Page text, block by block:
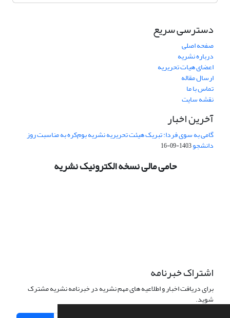
دسترسی سریع
صفحه اصلی
درباره نشریه
اعضای هیات تحریریه
ارسال مقاله
تماس با ما
نقشه سایت
آخرین اخبار
گامی به سوی فردا: تبریک هیئت تحریریه نشریه بوم‌کره به مناسبت روز
دانشجو1403-09-16
حامی مالی نسخه الکترونیک نشریه
اشتراک خبرنامه
برای دریافت اخبار و اطلاعیه های مهم نشریه در خبرنامه نشریه مشترک
شوید.